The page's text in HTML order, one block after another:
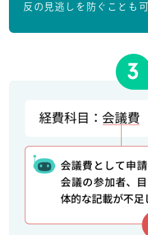
反の見逃しを防ぐことも可